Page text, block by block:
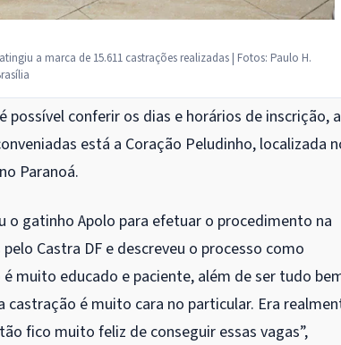
a marca de 15.611 castrações realizadas | Fotos: Paulo H.
possível conferir os dias e horários de inscrição,
está a Coração Peludinho, localizada
Paranoá.
o gatinho Apolo para efetuar o procedimento na
Castra DF e descreveu o processo como
muito educado e paciente, além de ser tudo
castração é muito cara no particular. Era
fico muito feliz de conseguir essas vagas”,